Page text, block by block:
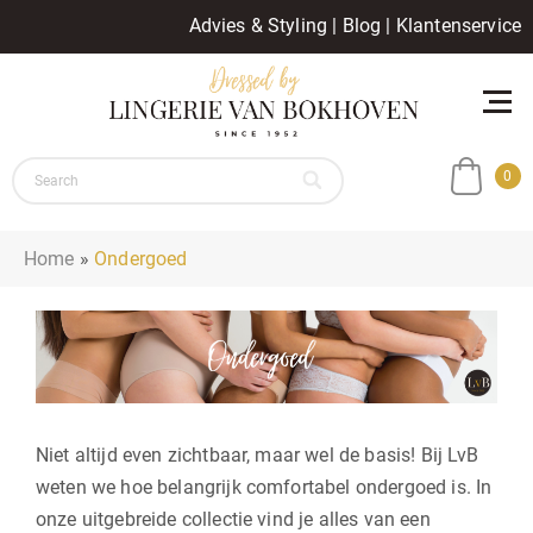
Advies & Styling | Blog | Klantenservice
0
Home » Ondergoed
Niet altijd even zichtbaar, maar wel de basis! Bij LvB
weten we hoe belangrijk comfortabel ondergoed is. In
onze uitgebreide collectie vind je alles van een